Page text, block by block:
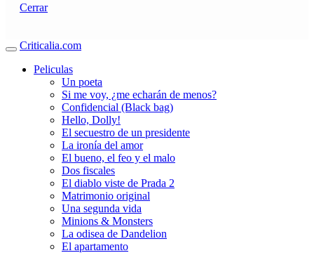
Cerrar
Criticalia.com
Peliculas
Un poeta
Si me voy, ¿me echarán de menos?
Confidencial (Black bag)
Hello, Dolly!
El secuestro de un presidente
La ironía del amor
El bueno, el feo y el malo
Dos fiscales
El diablo viste de Prada 2
Matrimonio original
Una segunda vida
Minions & Monsters
La odisea de Dandelion
El apartamento